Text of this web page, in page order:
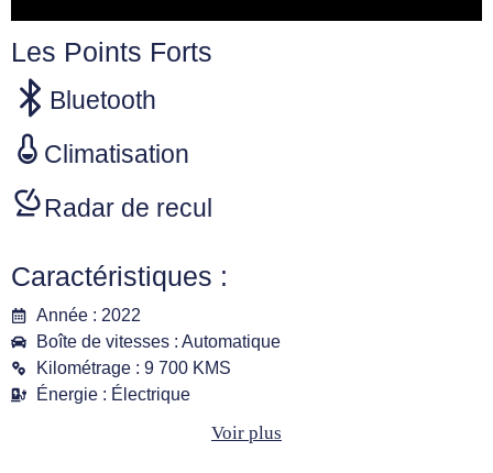
Les Points Forts
Bluetooth
Climatisation
Radar de recul
Caractéristiques :
Année : 2022
Boîte de vitesses : Automatique
Kilométrage : 9 700 KMS
Énergie : Électrique
Voir plus